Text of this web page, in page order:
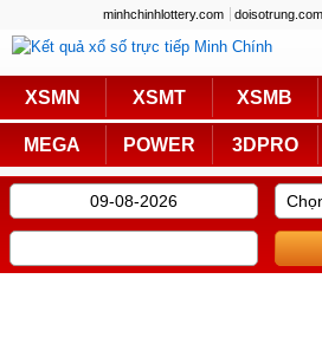
minhchinhlottery.com
XSMN XSMT XSMB
MEGA POWER 3DPRO
Trực Tiếp
Miền Nam Miền
Miền Bắc Mega
Power 6/55
Max 3D Keno